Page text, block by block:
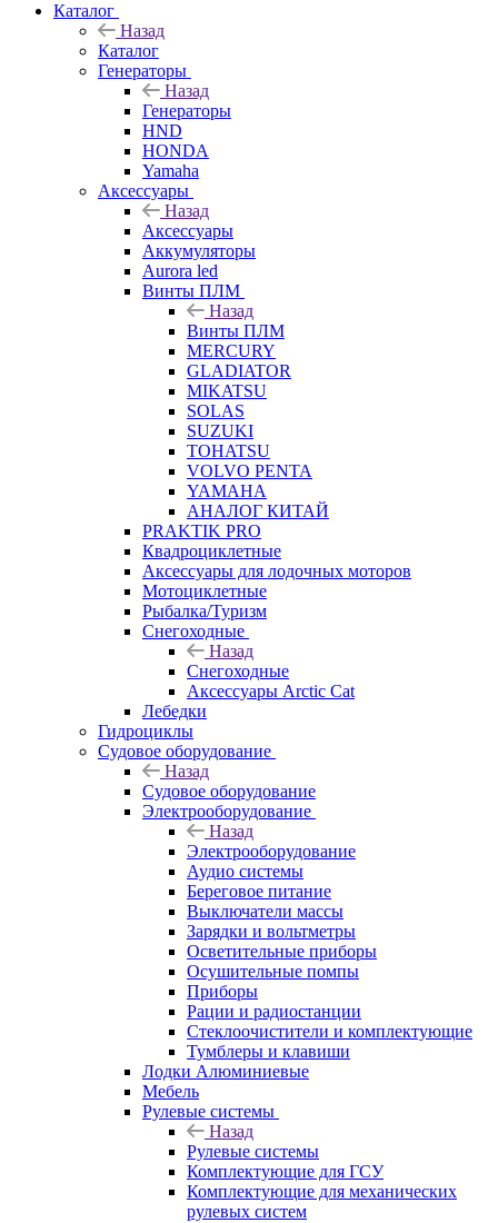
Каталог
Назад
Каталог
Генераторы
Назад
Генераторы
HND
HONDA
Yamaha
Аксессуары
Назад
Аксессуары
Аккумуляторы
Aurora led
Винты ПЛМ
Назад
Винты ПЛМ
MERCURY
GLADIATOR
MIKATSU
SOLAS
SUZUKI
TOHATSU
VOLVO PENTA
YAMAHA
АНАЛОГ КИТАЙ
PRAKTIK PRO
Квадроциклетные
Аксессуары для лодочных моторов
Мотоциклетные
Рыбалка/Туризм
Снегоходные
Назад
Снегоходные
Аксессуары Arctic Cat
Лебедки
Гидроциклы
Судовое оборудование
Назад
Судовое оборудование
Электрооборудование
Назад
Электрооборудование
Аудио системы
Береговое питание
Выключатели массы
Зарядки и вольтметры
Осветительные приборы
Осушительные помпы
Приборы
Рации и радиостанции
Стеклоочистители и комплектующие
Тумблеры и клавиши
Лодки Алюминиевые
Мебель
Рулевые системы
Назад
Рулевые системы
Комплектующие для ГСУ
Комплектующие для механических
рулевых систем